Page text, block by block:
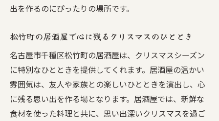
出を作るのにぴったりの場所です。
松竹町の居酒屋で心に残るクリスマスのひととき
名古屋市千種区松竹町の居酒屋は、クリスマスシーズン
に特別なひとときを提供してくれます。居酒屋の温かい
雰囲気は、友人や家族との楽しいひとときを演出し、心
に残る思い出を作る場となります。居酒屋では、新鮮な
食材を使った料理と共に、思い出深いクリスマスを過ご